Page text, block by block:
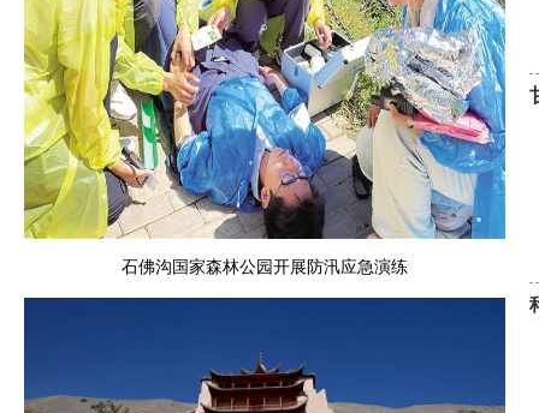
石佛沟国家森林公园开展防汛应急演练